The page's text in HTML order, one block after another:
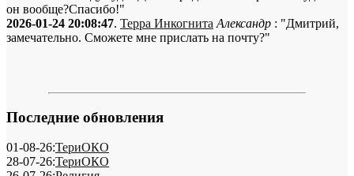
он вообще?Спасибо!"
2026-01-24 20:08:47. Терра Инкогнита Александр : "Дмитрий,
замечательно. Сможете мне прислать на почту?"
Последние обновления
01-08-26:ТериОКО
28-07-26:ТериОКО